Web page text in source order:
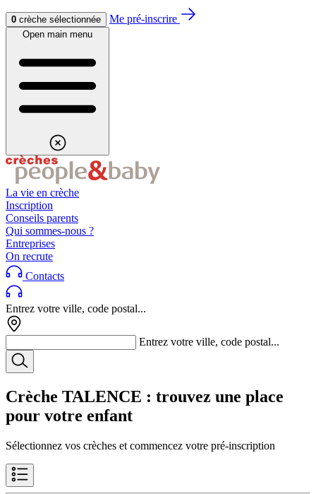
Aller au contenuAller au footer
0 crèche sélectionnée Me pré-inscrire
Open main menu
La vie en crèche
Inscription
Conseils parents
Qui sommes-nous ?
Entreprises
On recrute
Contacts
Entrez votre ville, code postal...
Entrez votre ville, code postal...
Crèche TALENCE : trouvez une place
pour votre enfant
Sélectionnez vos crèches et commencez votre pré-inscription